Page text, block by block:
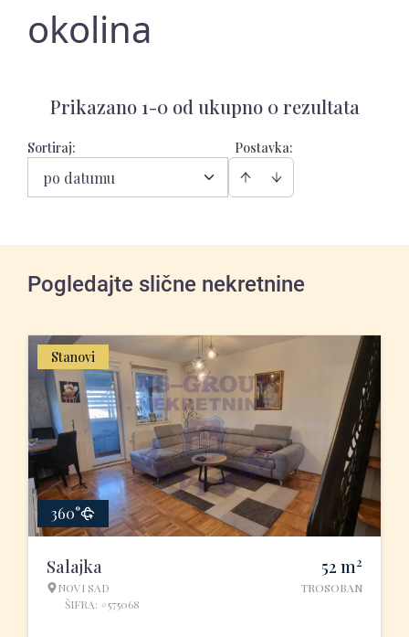
okolina
Prikazano 1-0 od ukupno 0 rezultata
Postavka:
Sortiraj:
po datumu
Pogledajte slične nekretnine
Stanovi
360°
Salajka
NOVI SAD
ŠIFRA: #575068
52 m2
TROSOBAN